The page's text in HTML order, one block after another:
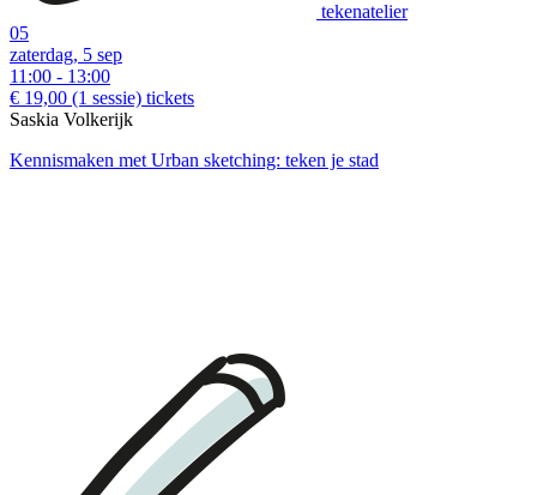
download:Nederlandstalige bon
English print |Dutch print
tekenatelier
05
zaterdag, 5 sep
11:00 - 13:00
€ 19,00 (1 sessie) tickets
Saskia Volkerijk
Kennismaken met Urban sketching: teken je stad